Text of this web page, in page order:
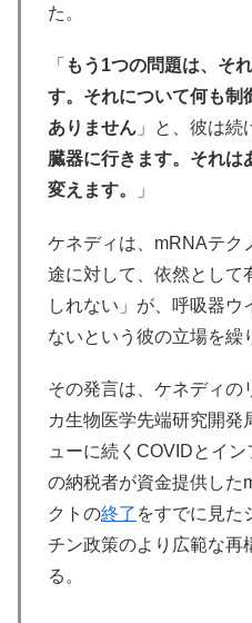
た。
「 もう1つの問題は、そ
す。それについて何も制
ありません 」と、彼は続
臓器に行きます。それは
変えます。
」
ケネディは、mRNAテク
途に対して、依然として
しれない」が、呼吸器ウ
ないという彼の立場を繰
その発言は、ケネディの
カ生物医学先端研究開
ューに続くCOVIDとイ
の納税者が資金提供した
クトの終了 をすでに見た
チン政策のより広範な再
る。